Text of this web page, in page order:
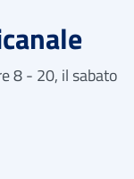
8 - 20, il sabato